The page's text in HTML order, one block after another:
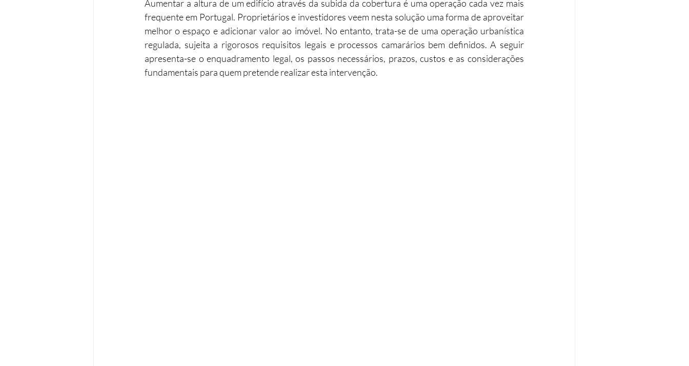
Operações urbanísticas Reabilitação Imobiliário Alojamento Local Obras Eficiência energética
Acessibilidades Remodelação Turismo Sustentabilidade Investimento Tributação Imobiliária
Aumentar a altura de um edifício através da subida da cobertura é uma operação cada vez mais
frequente em Portugal. Proprietários e investidores veem nesta solução uma forma de aproveitar
melhor o espaço e adicionar valor ao imóvel. No entanto, trata-se de uma operação urbanística
regulada, sujeita a rigorosos requisitos legais e processos camarários bem definidos. A seguir
apresenta-se o enquadramento legal, os passos necessários, prazos, custos e as considerações
fundamentais para quem pretende realizar esta intervenção.